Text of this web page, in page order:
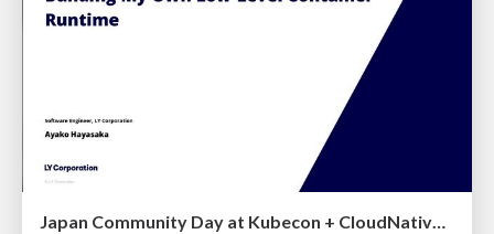
Japan Community Day at Kubecon + CloudNativeCon Japan 2026: Learning Container Privilege Control by Building My Own Low-Level Container Runtime